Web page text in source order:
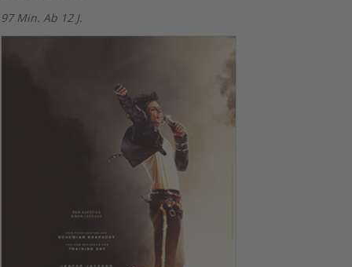
97 Min. Ab 12 J.